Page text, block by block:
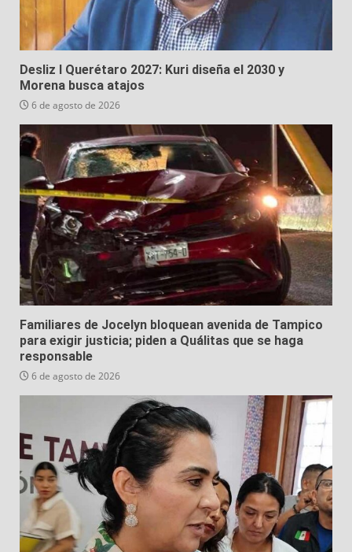
Desliz I Querétaro 2027: Kuri diseña el 2030 y
Morena busca atajos
6 de agosto de 2026
Familiares de Jocelyn bloquean avenida de Tampico
para exigir justicia; piden a Quálitas que se haga
responsable
6 de agosto de 2026